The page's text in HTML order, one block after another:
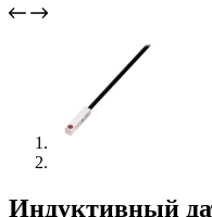
Индуктивный